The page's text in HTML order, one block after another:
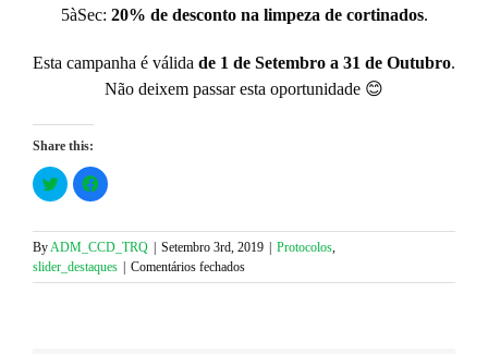
5àSec: 20% de desconto na limpeza de cortinados.
Esta campanha é válida de 1 de Setembro a 31 de Outubro.
Não deixem passar esta oportunidade 😊
Share this:
Click
to
share
Twitter
(Opens
new
window)
Click
to
Facebook
(Opens
new
window)
ByADM_CCD_TRQ Setembro 3rd, 2019 Protocolos,
slider_destaques
Comentários fechadosem
Campanha